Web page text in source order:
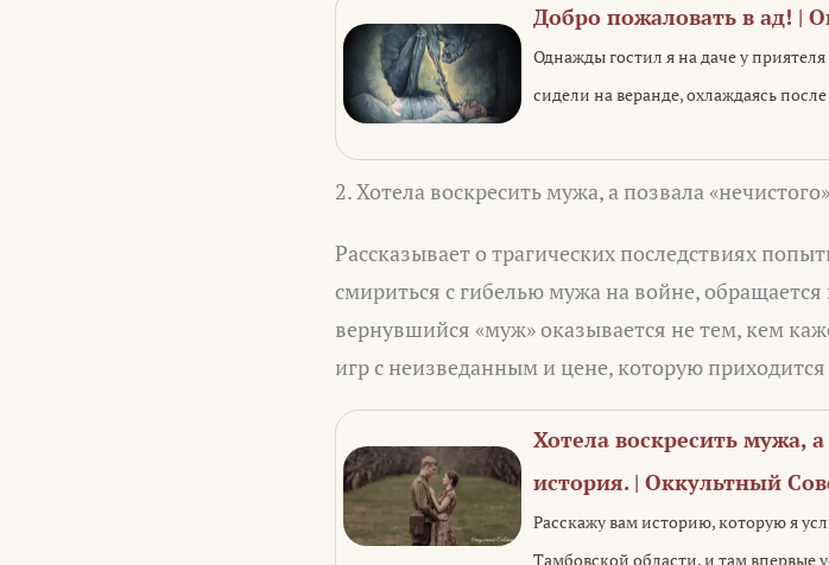
Добро пожаловать в ад! |
Однажды гостил я на даче у
сидели на веранде, охлаждаясь
2. Хотела воскресить мужа, а позвала «нечистого»
Рассказывает о трагических последствиях
смириться с гибелью мужа на войне,
вернувшийся «муж» оказывается не тем, кем
игр с неизведанным и цене, которую
Хотела воскресить мужа,
история. | Оккультный
Расскажу вам историю, которую я
Тамбовской области, и там